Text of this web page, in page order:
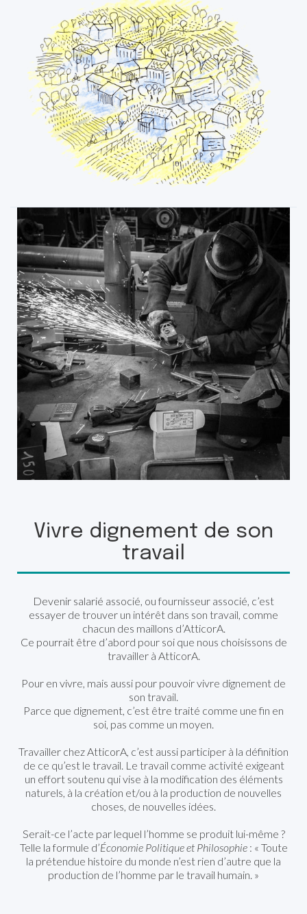
Vivre dignement de son
travail
Devenir salarié associé, ou fournisseur associé, c’est
essayer de trouver un intérêt dans son travail, comme
chacun des maillons d’AtticorA.
Ce pourrait être d’abord pour soi que nous choisissons de
travailler à AtticorA.
Pour en vivre, mais aussi pour pouvoir vivre dignement de
son travail.
Parce que dignement, c’est être traité comme une fin en
soi, pas comme un moyen.
Travailler chez AtticorA, c’est aussi participer à la définition
de ce qu’est le travail. Le travail comme activité exigeant
un effort soutenu qui vise à la modification des éléments
naturels, à la création et/ou à la production de nouvelles
choses, de nouvelles idées.
Serait-ce l’acte par lequel l’homme se produit lui-même ?
Telle la formule d’Économie Politique et Philosophie: « Toute
la prétendue histoire du monde n’est rien d’autre que la
production de l’homme par le travail humain. »